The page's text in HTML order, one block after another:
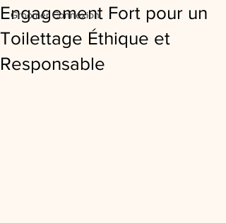
Groomer Connexion
Engagement Fort pour un
Toilettage Éthique et
Responsable